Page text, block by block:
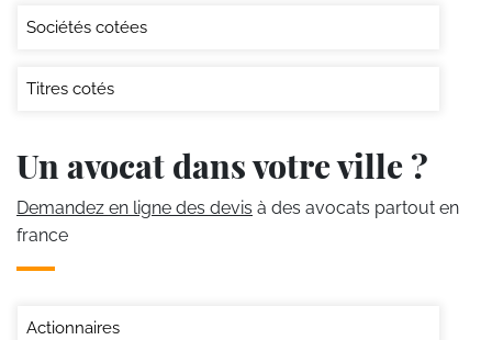
Sociétés cotées
Titres cotés
Un avocat dans votre ville ?
Demandez en ligne des devis à des avocats partout en
france
Actionnaires